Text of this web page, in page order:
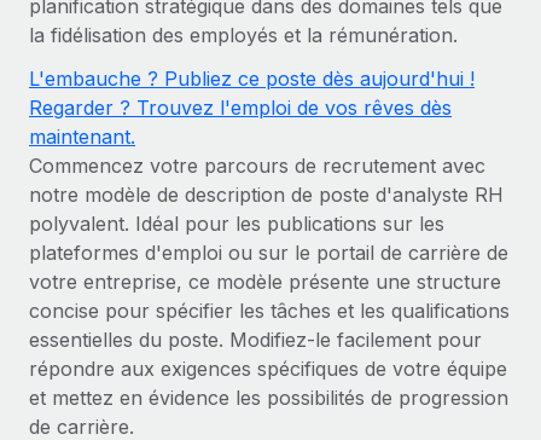
Gestion des freelances
Intégrez et gérez vos freelances partout dans le monde
PEO
Sous-traitez les opérations complexes liées à l’emploi
INFRASTRUCTURE
Intégration Remote
Intégrez vos RH aux flux de travail en toute simplicité
Plateforme
Des fonctions RH clés intégrées pour votre équipe
Connecter
Comparer Remote
Examinez notre service par rapport aux autres
CROISSANCE
Start-ups
Des solutions agiles et internationales pour les RH et la
paie des entreprises en pleine croissance
Entreprises intermédiaires
Développez vos équipes avec des solutions RH sur
mesure
Entreprise
Les RH à l’international pour les grandes entreprises
pays
Calculateur de paiement des freelances
Découvrez les devises disponibles et les vitesses de
paiement pour vos freelances internationaux
APPRENDRE AVEC REMOTE
Recherche et guides
Études de cas
Glossaire RH
Checklists et modèles
Nederlands
Français
Deutsch
Español
Italiano
Português (Portugal)
日本語
Connexion
planification stratégique dans des domaines tels que
la fidélisation des employés et la rémunération.
L'embauche ? Publiez ce poste dès aujourd'hui !
Regarder ? Trouvez l'emploi de vos rêves dès
maintenant.
Commencez votre parcours de recrutement avec
notre modèle de description de poste d'analyste RH
polyvalent. Idéal pour les publications sur les
plateformes d'emploi ou sur le portail de carrière de
votre entreprise, ce modèle présente une structure
concise pour spécifier les tâches et les qualifications
essentielles du poste. Modifiez-le facilement pour
répondre aux exigences spécifiques de votre équipe
et mettez en évidence les possibilités de progression
de carrière.